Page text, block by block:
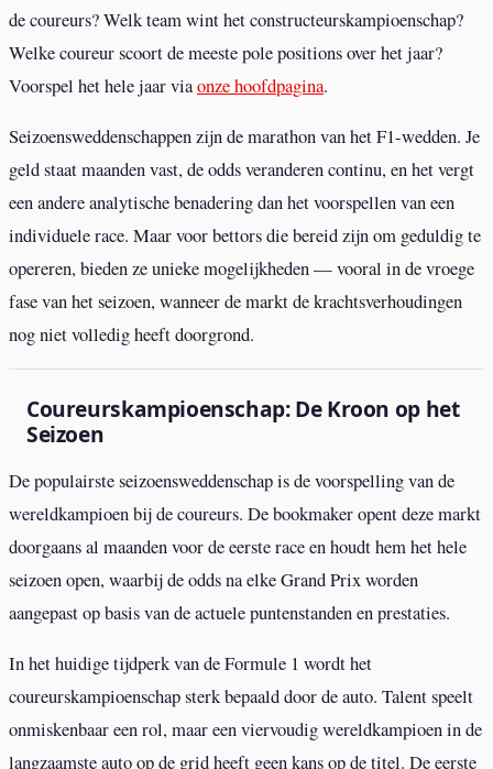
de coureurs? Welk team wint het constructeurskampioenschap?
Welke coureur scoort de meeste pole positions over het jaar?
Voorspel het hele jaar viaonze hoofdpagina.
Seizoensweddenschappen zijn de marathon van het F1-wedden. Je
geld staat maanden vast, de odds veranderen continu, en het vergt
een andere analytische benadering dan het voorspellen van een
individuele race. Maar voor bettors die bereid zijn om geduldig te
opereren, bieden ze unieke mogelijkheden — vooral in de vroege
fase van het seizoen, wanneer de markt de krachtsverhoudingen
nog niet volledig heeft doorgrond.
Coureurskampioenschap: De Kroon op het
Seizoen
De populairste seizoensweddenschap is de voorspelling van de
wereldkampioen bij de coureurs. De bookmaker opent deze markt
doorgaans al maanden voor de eerste race en houdt hem het hele
seizoen open, waarbij de odds na elke Grand Prix worden
aangepast op basis van de actuele puntenstanden en prestaties.
In het huidige tijdperk van de Formule 1 wordt het
coureurskampioenschap sterk bepaald door de auto. Talent speelt
onmiskenbaar een rol, maar een viervoudig wereldkampioen in de
langzaamste auto op de grid heeft geen kans op de titel. De eerste